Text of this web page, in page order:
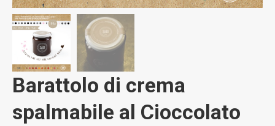
Barattolo di crema
spalmabile al Cioccolato